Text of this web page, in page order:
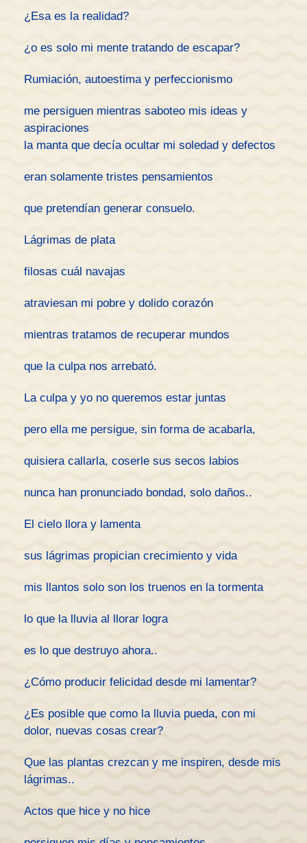
¿Esa es la realidad?
¿o es solo mi mente tratando de escapar?
Rumiación, autoestima y perfeccionismo
me persiguen mientras saboteo mis ideas y
aspiraciones
la manta que decía ocultar mi soledad y defectos
eran solamente tristes pensamientos
que pretendían generar consuelo.
Lágrimas de plata
filosas cuál navajas
atraviesan mi pobre y dolido corazón
mientras tratamos de recuperar mundos
que la culpa nos arrebató.
La culpa y yo no queremos estar juntas
pero ella me persigue, sin forma de acabarla,
quisiera callarla, coserle sus secos labios
nunca han pronunciado bondad, solo daños..
El cielo llora y lamenta
sus lágrimas propician crecimiento y vida
mis llantos solo son los truenos en la tormenta
lo que la lluvia al llorar logra
es lo que destruyo ahora..
¿Cómo producir felicidad desde mi lamentar?
¿Es posible que como la lluvia pueda, con mi
dolor, nuevas cosas crear?
Que las plantas crezcan y me inspiren, desde mis
lágrimas..
Actos que hice y no hice